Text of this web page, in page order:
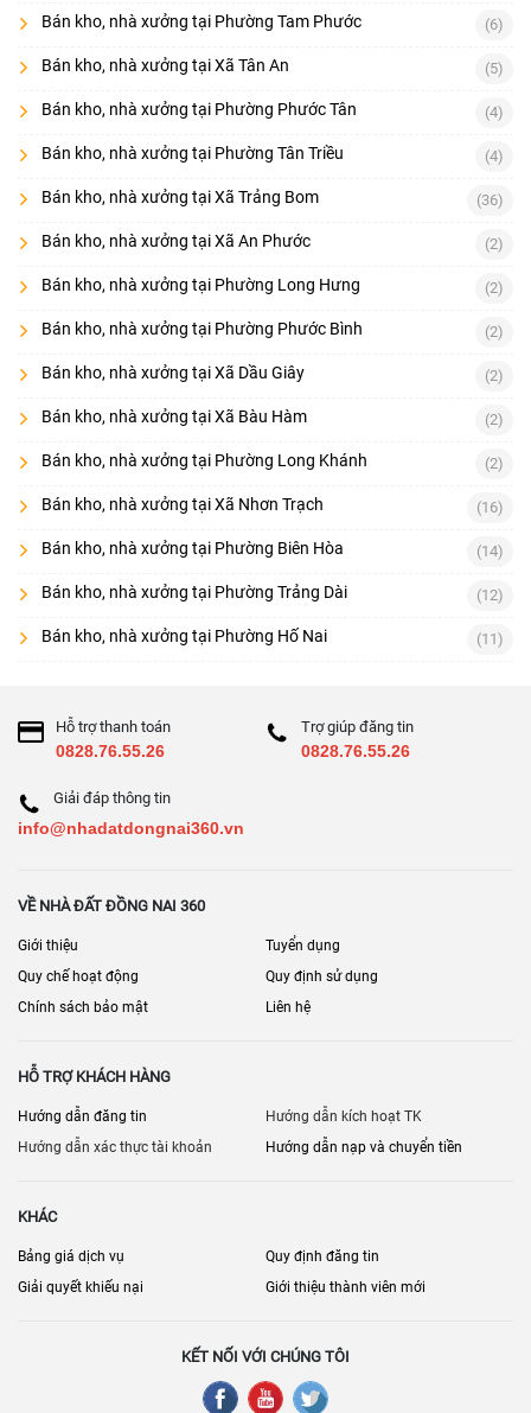
Bán kho, nhà xưởng tại Phường Tam Phước (6)
Bán kho, nhà xưởng tại Xã Tân An (5)
Bán kho, nhà xưởng tại Phường Phước Tân (4)
Bán kho, nhà xưởng tại Phường Tân Triều (4)
Bán kho, nhà xưởng tại Xã Trảng Bom (36)
Bán kho, nhà xưởng tại Xã An Phước (2)
Bán kho, nhà xưởng tại Phường Long Hưng (2)
Bán kho, nhà xưởng tại Phường Phước Bình (2)
Bán kho, nhà xưởng tại Xã Dầu Giây (2)
Bán kho, nhà xưởng tại Xã Bàu Hàm (2)
Bán kho, nhà xưởng tại Phường Long Khánh (2)
Bán kho, nhà xưởng tại Xã Nhơn Trạch (16)
Bán kho, nhà xưởng tại Phường Biên Hòa (14)
Bán kho, nhà xưởng tại Phường Trảng Dài (12)
Bán kho, nhà xưởng tại Phường Hố Nai (11)
Hỗ trợ thanh toán
0828.76.55.26
Trợ giúp đăng tin
0828.76.55.26
Giải đáp thông tin
info@nhadatdongnai360.vn
VỀ NHÀ ĐẤT ĐỒNG NAI 360
Giới thiệu
Tuyển dụng
Quy chế hoạt động
Quy định sử dụng
Chính sách bảo mật
Liên hệ
HỖ TRỢ KHÁCH HÀNG
Hướng dẫn đăng tin
Hướng dẫn kích hoạt TK
Hướng dẫn xác thực tài khoản
Hướng dẫn nạp và chuyển tiền
KHÁC
Bảng giá dịch vụ
Quy định đăng tin
Giải quyết khiếu nại
Giới thiệu thành viên mới
KẾT NỐI VỚI CHÚNG TÔI